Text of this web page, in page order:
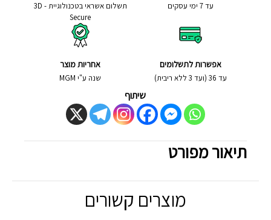
עד 7 ימי עסקים
תשלום אשראי בטכנולוגיית - 3D
Secure
אפשרות לתשלומים
עד 36 (ועד 3 ללא ריבית)
אחריות מוצר
שנה ע"י MGM
שיתוף
תיאור מפורט
מוצרים קשורים